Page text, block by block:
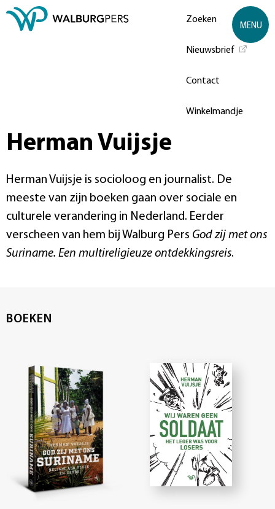
Zoeken
Nieuwsbrief
Contact
Winkelmandje
MENU
Herman Vuijsje
Herman Vuijsje is socioloog en journalist. De
meeste van zijn boeken gaan over sociale en
culturele verandering in Nederland. Eerder
verscheen van hem bij Walburg Pers God zij met ons
Suriname. Een multireligieuze ontdekkingsreis.
BOEKEN